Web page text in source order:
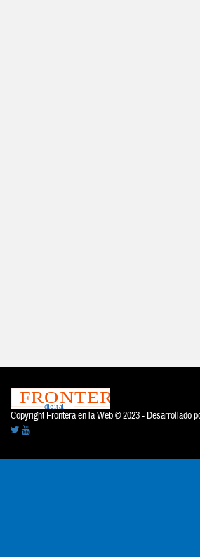
Copyright Frontera en la Web © 2023 - Desarrollado